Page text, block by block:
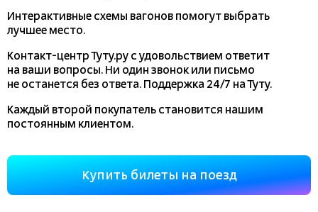
Интерактивные схемы вагонов помогут выбрать
лучшее место.
Контакт-центр Туту.ру с удовольствием ответит
на ваши вопросы. Ни один звонок или письмо
не останется без ответа. Поддержка 24/7 на Туту.
Каждый второй покупатель становится нашим
постоянным клиентом.
Купить билеты на поезд